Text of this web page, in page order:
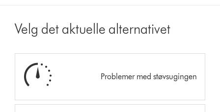
Velg det aktuelle alternativet
Problemer med støvsugingen